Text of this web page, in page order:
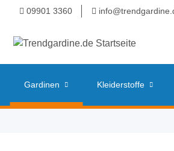
09901 3360
Gardinen Kleiderstoffe